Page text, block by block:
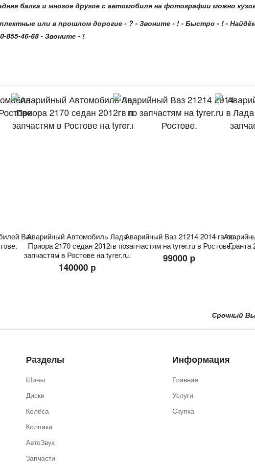
балка и многое другое с автомобиля на фотографии можно
или в прошлом дорогие - ? - Звоните - ! - Быстро - ! -
855-46-68 - Звоните - !
ВазАварийный Автомобиль Лада
Приора 2170 седан 2012гв по
запчастям в Ростове на tyrer.ru.
140000 р
Аварийный Ваз 21214 2014 гв по
запчастям на tyrer.ru в Ростове.
99000 р
Гранта
Срочный
Разделы
Шины
Диски
Колёса
Колпаки
АвтоЗвук
Запчасти
Информация
Главная
Услуги
Скупка